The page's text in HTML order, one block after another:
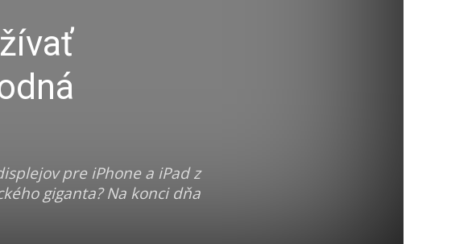
pre iPhone a iPad z
giganta? Na konci dňa